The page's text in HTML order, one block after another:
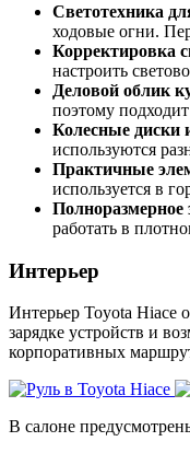
Светотехника
ходовые огни.
Корректировка
настроить
Деловой облик
поэтому
Колесные
используются
Практичные
используется в
Полноразмерное
работать в
Интерьер
Интерьер Toyota Hiace
зарядке устройств и
корпоративных
В салоне